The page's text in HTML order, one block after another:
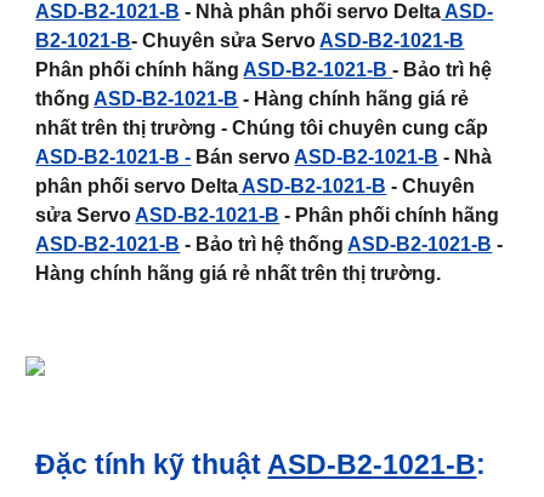
ASD-B2-1021-B - Nhà phân phối servo DeltaASD-
B2-1021-B- Chuyên sửa ServoASD-B2-1021-B
Phân phối chính hãngASD-B2-1021-B - Bảo trì hệ
thốngASD-B2-1021-B - Hàng chính hãng giá rẻ
nhất trên thị trường - Chúng tôi chuyên cung cấp
ASD-B2-1021-B - Bán servo ASD-B2-1021-B - Nhà
phân phối servo DeltaASD-B2-1021-B - Chuyên
sửa Servo ASD-B2-1021-B - Phân phối chính hãng
ASD-B2-1021-B - Bảo trì hệ thống ASD-B2-1021-B -
Hàng chính hãng giá rẻ nhất trên thị trường.
Đặc tính kỹ thuật ASD-B2-1021-B: